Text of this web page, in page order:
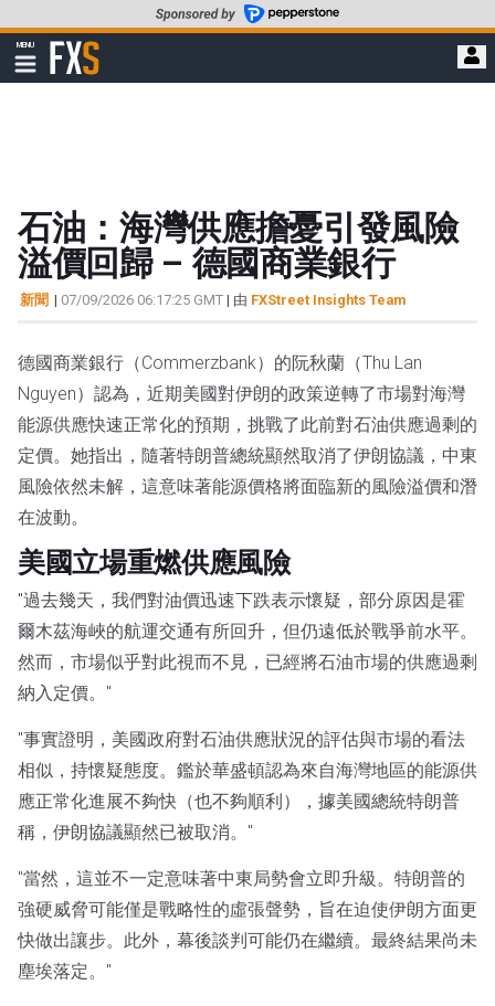
至
要
MENU
顯
示
FXStreet
石油：海灣供應擔憂引發風險
溢價回歸 – 德國商業銀行
新聞 | 07/09/2026 06:17:25 GMT | 由 FXStreet Insights Team
德國商業銀行（Commerzbank）的阮秋蘭（Thu Lan
Nguyen）認為，近期美國對伊朗的政策逆轉了市場對海灣
能源供應快速正常化的預期，挑戰了此前對石油供應過剩的
定價。她指出，隨著特朗普總統顯然取消了伊朗協議，中東
風險依然未解，這意味著能源價格將面臨新的風險溢價和潛
在波動。
美國立場重燃供應風險
"過去幾天，我們對油價迅速下跌表示懷疑，部分原因是霍
爾木茲海峽的航運交通有所回升，但仍遠低於戰爭前水平。
然而，市場似乎對此視而不見，已經將石油市場的供應過剩
納入定價。"
"事實證明，美國政府對石油供應狀況的評估與市場的看法
相似，持懷疑態度。鑑於華盛頓認為來自海灣地區的能源供
應正常化進展不夠快（也不夠順利），據美國總統特朗普
稱，伊朗協議顯然已被取消。"
"當然，這並不一定意味著中東局勢會立即升級。特朗普的
強硬威脅可能僅是戰略性的虛張聲勢，旨在迫使伊朗方面更
快做出讓步。此外，幕後談判可能仍在繼續。最終結果尚未
塵埃落定。"